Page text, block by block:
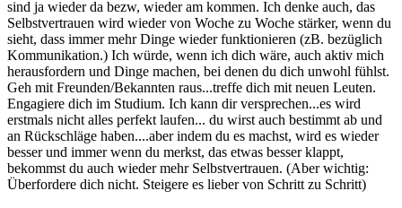
sind ja wieder da bezw, wieder am kommen. Ich denke auch, das
Selbstvertrauen wird wieder von Woche zu Woche stärker, wenn du
sieht, dass immer mehr Dinge wieder funktionieren (zB. bezüglich
Kommunikation.) Ich würde, wenn ich dich wäre, auch aktiv mich
herausfordern und Dinge machen, bei denen du dich unwohl fühlst.
Geh mit Freunden/Bekannten raus...treffe dich mit neuen Leuten.
Engagiere dich im Studium. Ich kann dir versprechen...es wird
erstmals nicht alles perfekt laufen... du wirst auch bestimmt ab und
an Rückschläge haben....aber indem du es machst, wird es wieder
besser und immer wenn du merkst, das etwas besser klappt,
bekommst du auch wieder mehr Selbstvertrauen. (Aber wichtig:
Überfordere dich nicht. Steigere es lieber von Schritt zu Schritt)